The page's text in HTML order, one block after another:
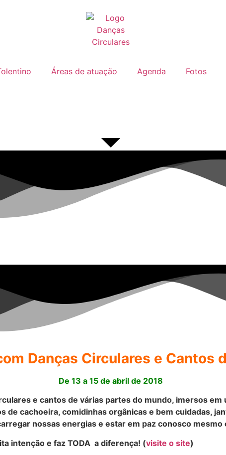
Áreas de atuação Agenda Fotos
Danças Circulares e Cantos
De 13 a 15 de abril de 2018
e cantos de várias partes do mundo, imersos
cachoeira, comidinhas orgânicas e bem cuidadas,
nossas energias e estar em paz conosco mesmo
intenção e faz TODA a diferença! (visite o site)